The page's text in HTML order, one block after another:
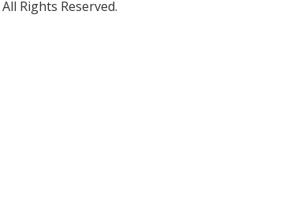
All Rights Reserved.